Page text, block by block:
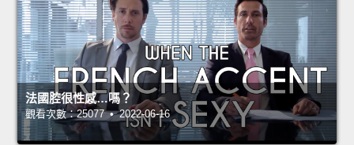
法國腔很性感…嗎？
觀看次數：25077 • 2022-06-16